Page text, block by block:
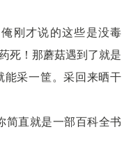
刚才说的这些是没毒
死！那蘑菇遇到了就是
采一筐。采回来晒干
简直就是一部百科全书